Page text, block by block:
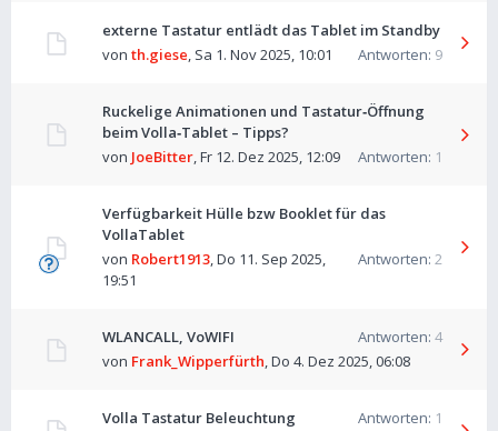
externe Tastatur entlädt das Tablet im Standby
Antworten: 9
von th.giese, Sa 1. Nov 2025, 10:01
Ruckelige Animationen und Tastatur‑Öffnung
beim Volla‑Tablet – Tipps?
Antworten: 1
von JoeBitter,Fr 12. Dez 2025, 12:09
Verfügbarkeit Hülle bzw Booklet für das
VollaTablet
Antworten: 2
von Robert1913,Do 11. Sep 2025,
19:51
WLANCALL, VoWIFI Antworten: 4
von Frank_Wipperfürth,Do 4. Dez 2025, 06:08
Volla Tastatur Beleuchtung Antworten: 1